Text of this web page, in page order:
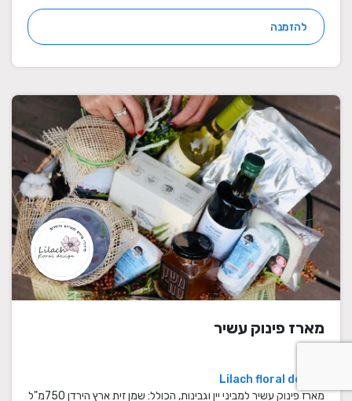
להזמנה
מארז פינוק עשיר
Lilach floral design
מארז פינוק עשיר למביני יין וגבינות, הכולל: שמן זית ארץ הירדן 750מ"ל